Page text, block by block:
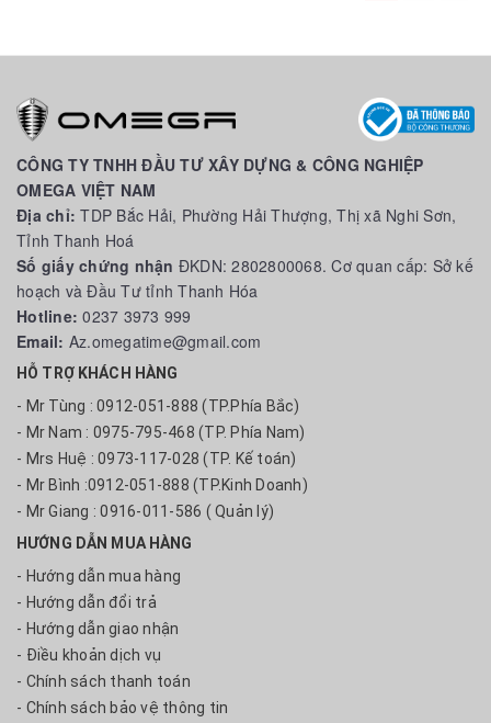
CÔNG TY TNHH ĐẦU TƯ XÂY DỰNG & CÔNG NGHIỆP
OMEGA VIỆT NAM
Địa chỉ:TDP Bắc Hải, Phường Hải Thượng, Thị xã Nghi Sơn,
Tỉnh Thanh Hoá
Số giấy chứng nhận ĐKDN: 2802800068. Cơ quan cấp: Sở kế
hoạch và Đầu Tư tỉnh Thanh Hóa
Hotline:0237 3973 999
Email: Az.omegatime@gmail.com
HỖ TRỢ KHÁCH HÀNG
- Mr Tùng : 0912-051-888 (TP.Phía Bắc)
- Mr Nam : 0975-795-468 (TP. Phía Nam)
- Mrs Huệ : 0973-117-028 (TP. Kế toán)
- Mr Bình :0912-051-888 (TP.Kinh Doanh)
- Mr Giang : 0916-011-586 ( Quản lý)
HƯỚNG DẪN MUA HÀNG
- Hướng dẫn mua hàng
- Hướng dẫn đổi trả
- Hướng dẫn giao nhận
- Điều khoản dịch vụ
- Chính sách thanh toán
- Chính sách bảo vệ thông tin